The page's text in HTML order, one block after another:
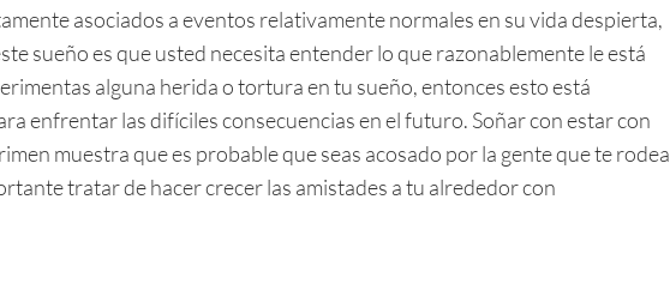
asociados a eventos relativamente normales en su vida despierta,
sueño es que usted necesita entender lo que razonablemente le está
alguna herida o tortura en tu sueño, entonces esto está
enfrentar las difíciles consecuencias en el futuro. Soñar con estar con
muestra que es probable que seas acosado por la gente que te rodea
tratar de hacer crecer las amistades a tu alrededor con